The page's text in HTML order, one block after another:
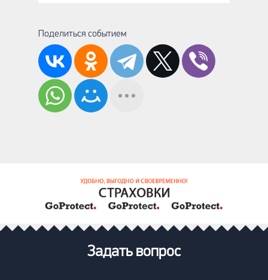
Поделиться событием
Задать вопрос